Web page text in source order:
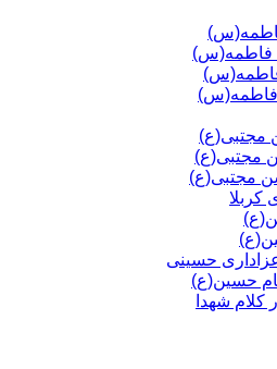
مجتبی(ع)
مجتبی(ع)
مجتبی(ع)
کربلا
حسینی
حسین(ع)
کلام شهدا